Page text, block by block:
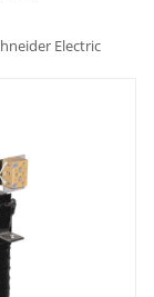
Electric